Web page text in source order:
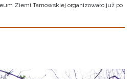
Ziemi Tarnowskiej organizowało już po